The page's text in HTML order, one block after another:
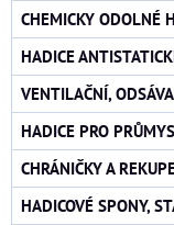
CHEMICKY ODOLNÉ
HADICE
VENTILAČNÍ,
HADICE PRO
CHRÁNIČKY A
HADICOVÉ SPONY,